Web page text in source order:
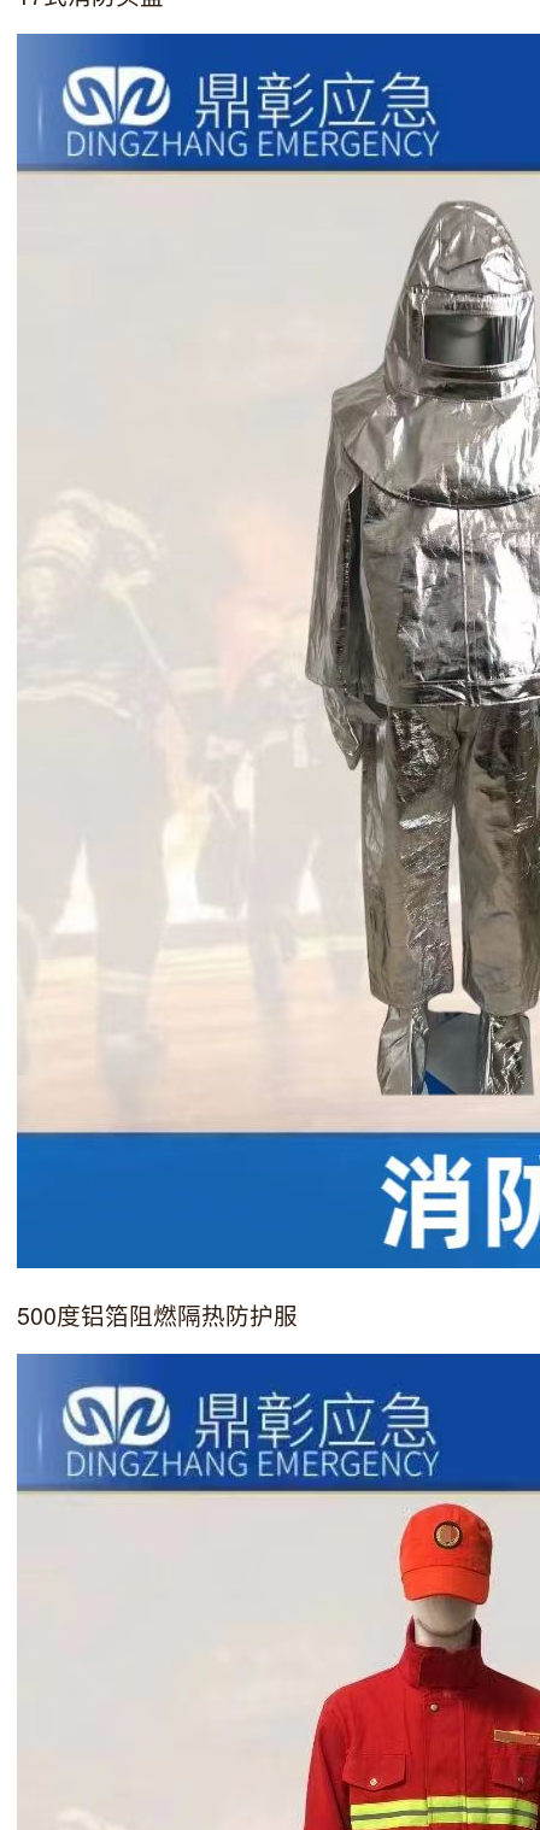
500度铝箔阻燃隔热防护服